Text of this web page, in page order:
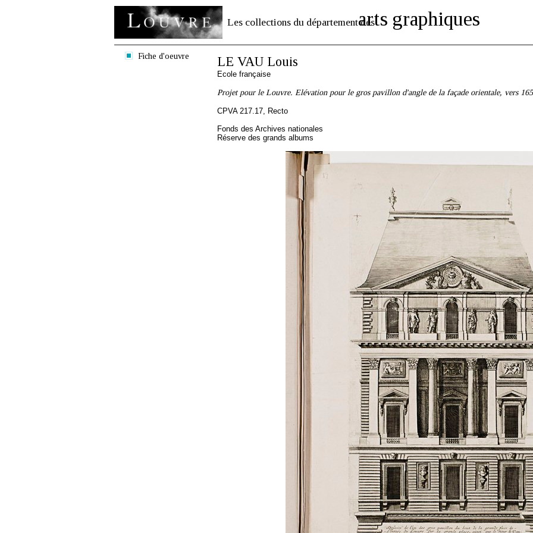
Les collections du département desarts graphiques
Fiche d'oeuvre LE VAU Louis
Ecole française
Projet pour le Louvre. Elévation pour le gros pavillon d'angle de la façade orientale, vers
CPVA 217.17, Recto
Fonds des Archives nationales
Réserve des grands albums